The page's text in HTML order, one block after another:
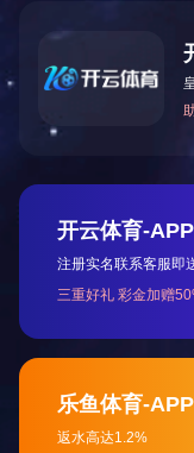
(86)0731-88789290(
(86)0731-88789296(
410015